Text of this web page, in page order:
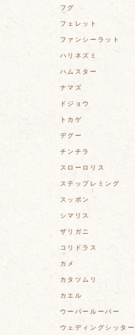
フグ
フェレット
ファンシーラット
ハリネズミ
ハムスター
ナマズ
ドジョウ
トカゲ
デグー
チンチラ
スローロリス
ステップレミング
スッポン
シマリス
ザリガニ
コリドラス
カメ
カタツムリ
カエル
ウーパールーパー
ウェディングシッター